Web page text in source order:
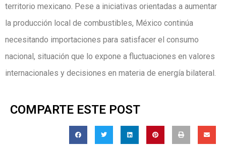
territorio mexicano. Pese a iniciativas orientadas a aumentar
la producción local de combustibles, México continúa
necesitando importaciones para satisfacer el consumo
nacional, situación que lo expone a fluctuaciones en valores
internacionales y decisiones en materia de energía bilateral.
COMPARTE ESTE POST